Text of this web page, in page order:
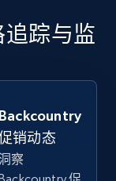
by
即开始
踪与监
Backcountry
销动态
察